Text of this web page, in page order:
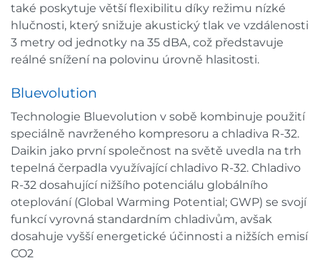
také poskytuje větší flexibilitu díky režimu nízké
hlučnosti, který snižuje akustický tlak ve vzdálenosti
3 metry od jednotky na 35 dBA, což představuje
reálné snížení na polovinu úrovně hlasitosti.
Bluevolution
Technologie Bluevolution v sobě kombinuje použití
speciálně navrženého kompresoru a chladiva R-32.
Daikin jako první společnost na světě uvedla na trh
tepelná čerpadla využívající chladivo R-32. Chladivo
R-32 dosahující nižšího potenciálu globálního
oteplování (Global Warming Potential; GWP) se svojí
funkcí vyrovná standardním chladivům, avšak
dosahuje vyšší energetické účinnosti a nižších emisí
CO2